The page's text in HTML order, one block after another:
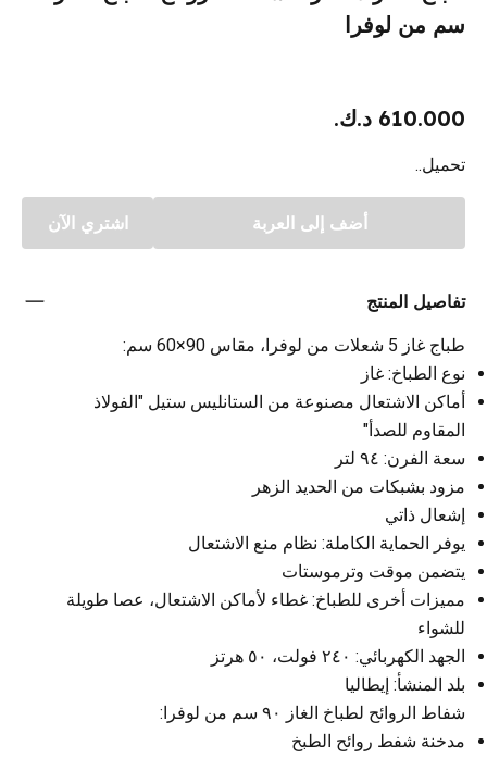
سم من لوفرا
610.000 د.ك.
تحميل..
أضف إلى العربة اشتري الآن
تفاصيل المنتج
طباج غاز 5 شعلات من لوفرا، مقاس 90×60 سم:
نوع الطباخ: غاز
أماكن الاشتعال مصنوعة من الستانليس ستيل "الفولاذ
المقاوم للصدأ"
سعة الفرن: ٩٤ لتر
مزود بشبكات من الحديد الزهر
إشعال ذاتي
يوفر الحماية الكاملة: نظام منع الاشتعال
يتضمن موقت وترموستات
مميزات أخرى للطباخ: غطاء لأماكن الاشتعال، عصا طويلة
للشواء
الجهد الكهربائي: ٢٤٠ فولت، ٥٠ هرتز
بلد المنشأ: إيطاليا
شفاط الروائح لطباخ الغاز ٩٠ سم من لوفرا:
مدخنة شفط روائح الطبخ